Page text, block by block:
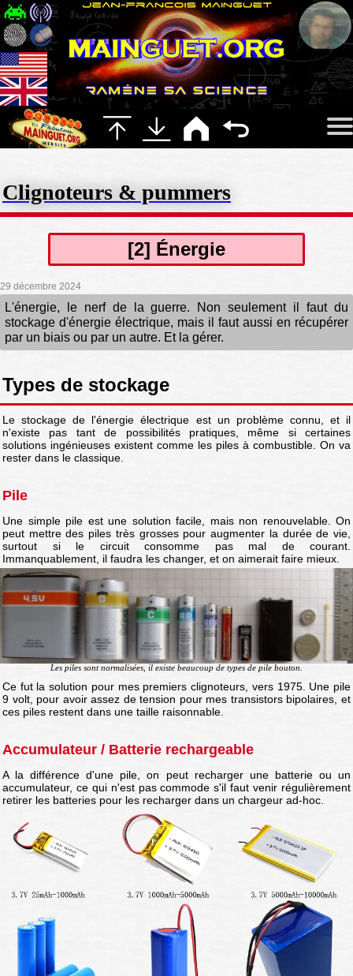
Clignoteurs & pummers
[2] Énergie
29 décembre 2024
L'énergie, le nerf de la guerre. Non seulement il faut du
stockage d'énergie électrique, mais il faut aussi en récupérer
par un biais ou par un autre. Et la gérer.
Types de stockage
Le stockage de l'énergie électrique est un problème connu, et il
n'existe pas tant de possibilités pratiques, même si certaines
solutions ingénieuses existent comme les piles à combustible. On va
rester dans le classique.
Pile
Une simple pile est une solution facile, mais non renouvelable. On
peut mettre des piles très grosses pour augmenter la durée de vie,
surtout si le circuit consomme pas mal de courant.
Immanquablement, il faudra les changer, et on aimerait faire mieux.
Les piles sont normalisées, il existe beaucoup de types de pile bouton.
Ce fut la solution pour mes premiers clignoteurs, vers 1975. Une pile
9 volt, pour avoir assez de tension pour mes transistors bipolaires, et
ces piles restent dans une taille raisonnable.
Accumulateur / Batterie rechargeable
A la différence d'une pile, on peut recharger une batterie ou un
accumulateur, ce qui n'est pas commode s'il faut venir régulièrement
retirer les batteries pour les recharger dans un chargeur ad-hoc.